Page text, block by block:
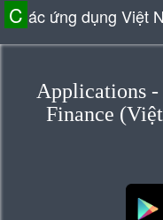
C ác ứng dụng Việt
Applications
Finance